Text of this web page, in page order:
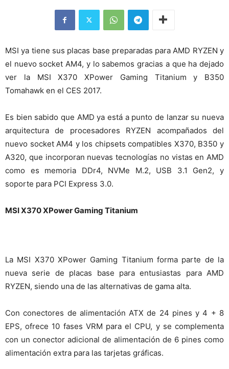
MSI ya tiene sus placas base preparadas para AMD RYZEN y
el nuevo socket AM4, y lo sabemos gracias a que ha dejado
ver la MSI X370 XPower Gaming Titanium y B350
Tomahawk en el CES 2017.
Es bien sabido que AMD ya está a punto de lanzar su nueva
arquitectura de procesadores RYZEN acompañados del
nuevo socket AM4 y los chipsets compatibles X370, B350 y
A320, que incorporan nuevas tecnologías no vistas en AMD
como es memoria DDr4, NVMe M.2, USB 3.1 Gen2, y
soporte para PCI Express 3.0.
MSI X370 XPower Gaming Titanium
La MSI X370 XPower Gaming Titanium forma parte de la
nueva serie de placas base para entusiastas para AMD
RYZEN, siendo una de las alternativas de gama alta.
Con conectores de alimentación ATX de 24 pines y 4 + 8
EPS, ofrece 10 fases VRM para el CPU, y se complementa
con un conector adicional de alimentación de 6 pines como
alimentación extra para las tarjetas gráficas.